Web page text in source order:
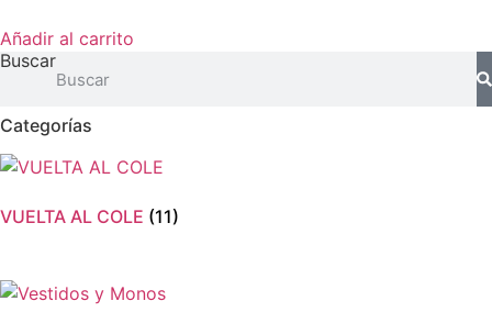
Añadir al carrito
Buscar
Categorías
VUELTA AL COLE (11)